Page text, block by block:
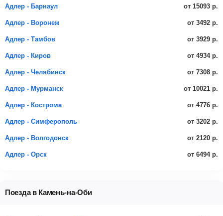
Адлер - Барнаул от 15093 р.
Адлер - Воронеж от 3492 р.
Адлер - Тамбов от 3929 р.
Адлер - Киров от 4934 р.
Адлер - Челябинск от 7308 р.
Адлер - Мурманск от 10021 р.
Адлер - Кострома от 4776 р.
Адлер - Симферополь от 3202 р.
Адлер - Волгодонск от 2120 р.
Адлер - Орск от 6494 р.
Поезда в Камень-на-Оби